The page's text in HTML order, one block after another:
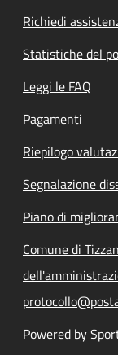
Richiedi
Statistiche del
Leggi le FAQ
Pagamenti
Riepilogo
Segnalazione
Piano di
Comune di
Powered by